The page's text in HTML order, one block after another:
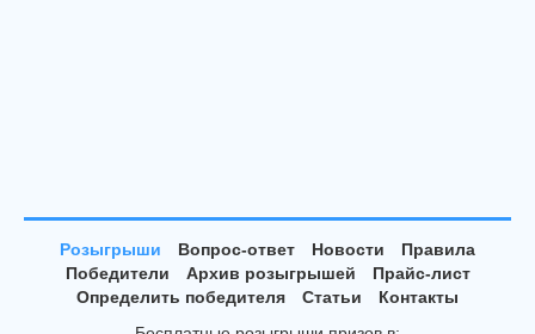
Розыгрыши Вопрос-ответ Новости
Правила
Победители
Архив розыгрышей
Прайс-лист
Определить победителя
Статьи
Контакты